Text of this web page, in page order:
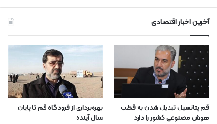
آخرین اخبار اقتصادی
قم پتانسیل تبدیل شدن به قطب
هوش مصنوعی کشور را دارد
بهره‌برداری از فرودگاه قم تا پایان
سال آینده